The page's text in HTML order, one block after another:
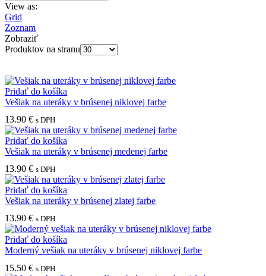
View as:
Grid
Zoznam
Zobraziť
Produktov na stranu
Pridať do košíka
Vešiak na uteráky v brúsenej niklovej farbe
13.90 € s DPH
Pridať do košíka
Vešiak na uteráky v brúsenej medenej farbe
13.90 € s DPH
Pridať do košíka
Vešiak na uteráky v brúsenej zlatej farbe
13.90 € s DPH
Pridať do košíka
Moderný vešiak na uteráky v brúsenej niklovej farbe
15.50 € s DPH